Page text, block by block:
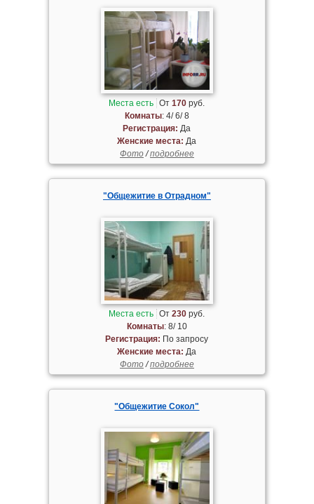
Места есть От170 руб.
Комнаты: 4/ 6/ 8
Регистрация: Да
Женские места: Да
Фото/подробнее
"Общежитие в Отрадном"
Места есть От230 руб.
Комнаты: 8/ 10
Регистрация: По запросу
Женские места: Да
Фото/подробнее
"Общежитие Сокол"